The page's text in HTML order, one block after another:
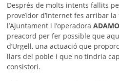
Després de molts intents fallits
proveïdor d’Internet fes arribar
l’Ajuntament i l’operadora
preacord per fer possible que
d’Urgell, una actuació que
llars del poble i que no tindria
consistori.